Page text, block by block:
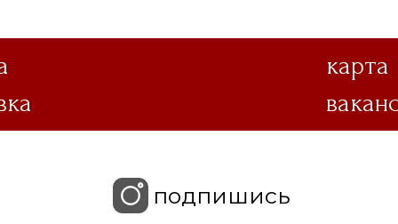
подпишись